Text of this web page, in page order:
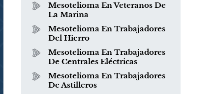
Mesotelioma En Veteranos De
La Marina
Mesotelioma En Trabajadores
Del Hierro
Mesotelioma En Trabajadores
De Centrales Eléctricas
Mesotelioma En Trabajadores
De Astilleros